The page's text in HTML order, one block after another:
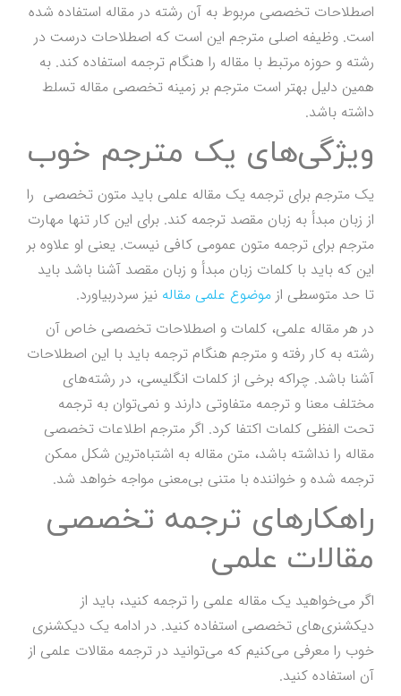
اصطلاحات تخصصی مربوط به آن رشته در مقاله استفاده شده
است. وظیفه اصلی مترجم این است که اصطلاحات درست در
رشته و حوزه مرتبط با مقاله را هنگام ترجمه استفاده کند. به
همین دلیل بهتر است مترجم بر زمینه تخصصی مقاله تسلط
داشته باشد.
ویژگی‌های یک مترجم خوب
یک مترجم برای ترجمه یک مقاله علمی باید متون تخصصی را
از زبان مبدأ به زبان مقصد ترجمه کند. برای این کار تنها مهارت
مترجم برای ترجمه متون عمومی کافی نیست. یعنی او علاوه بر
این که باید با کلمات زبان مبدأ و زبان مقصد آشنا باشد باید
تا حد متوسطی از موضوع علمی مقاله نیز سردربیاورد.
در هر مقاله علمی، کلمات و اصطلاحات تخصصی خاص آن
رشته به کار رفته و مترجم هنگام ترجمه باید با این اصطلاحات
آشنا باشد. چراکه برخی از کلمات انگلیسی، در رشته‌های
مختلف معنا و ترجمه متفاوتی دارند و نمی‌توان به ترجمه
تحت الفظی کلمات اکتفا کرد. اگر مترجم اطلاعات تخصصی
مقاله را نداشته باشد، متن مقاله به اشتباه‌ترین شکل ممکن
ترجمه شده و خواننده با متنی بی‌معنی مواجه خواهد شد.
راهکارهای ترجمه تخصصی
مقالات علمی
اگر می‌خواهید یک مقاله علمی را ترجمه کنید، باید از
دیکشنری‌های تخصصی استفاده کنید. در ادامه یک دیکشنری
خوب را معرفی می‌کنیم که می‌توانید در ترجمه مقالات علمی از
آن استفاده کنید.